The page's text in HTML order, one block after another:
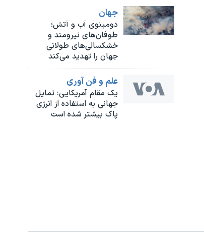
جهان
دومینوی آب و آتش؛
طوفان‌های نیرومند و
خشکسالی‌های طولانی
جهان را تهدید می‌کند
علم و فن آوری
یک مقام آمریکایی: تمایل
جهانی به استفاده از انرژی
پاک بیشتر شده است